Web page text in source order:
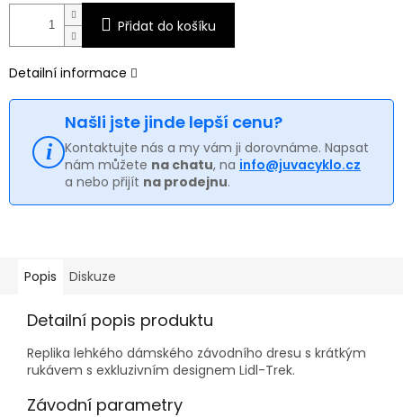
Přidat do košíku
Detailní informace
Našli jste jinde lepší cenu?
Kontaktujte nás a my vám ji dorovnáme. Napsat
nám můžete na chatu, na info@juvacyklo.cz
a nebo přijít na prodejnu.
Popis Diskuze
Detailní popis produktu
Replika lehkého dámského závodního dresu s krátkým
rukávem s exkluzivním designem Lidl-Trek.
Závodní parametry